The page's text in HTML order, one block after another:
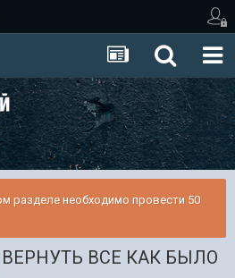
разделе необходимо провести 50
ВСЕ КАК БЫЛО